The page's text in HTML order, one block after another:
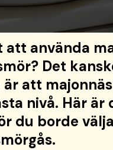
använda
Det
att
nivå. Här är
du borde